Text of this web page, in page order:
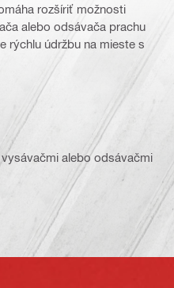
rozšíriť možnosti
alebo odsávača prachu
rýchlu údržbu na mieste s
alebo odsávačmi